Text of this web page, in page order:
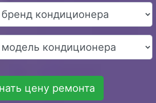
цену ремонта